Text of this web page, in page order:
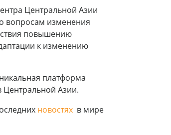
Центральной Азии
вопросам изменения
повышению
к изменению
платформа
Центральной Азии.
новостях в мире